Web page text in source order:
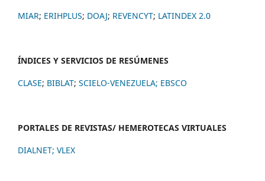
MIAR; ERIHPLUS; DOAJ; REVENCYT; LATINDEX 2.0
ÍNDICES Y SERVICIOS DE RESÚMENES
CLASE; BIBLAT; SCIELO-VENEZUELA; EBSCO
PORTALES DE REVISTAS/ HEMEROTECAS VIRTUALES
DIALNET; VLEX